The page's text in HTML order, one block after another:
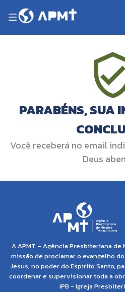
PARABÉNS, SUA
Você receberá no email
Deus
A APMT – Agência Presbiteriana
missão de proclamar o evangelho
Jesus, no poder do Espírito Santo,
coordenar e supervisionar toda a
IPB - Igreja